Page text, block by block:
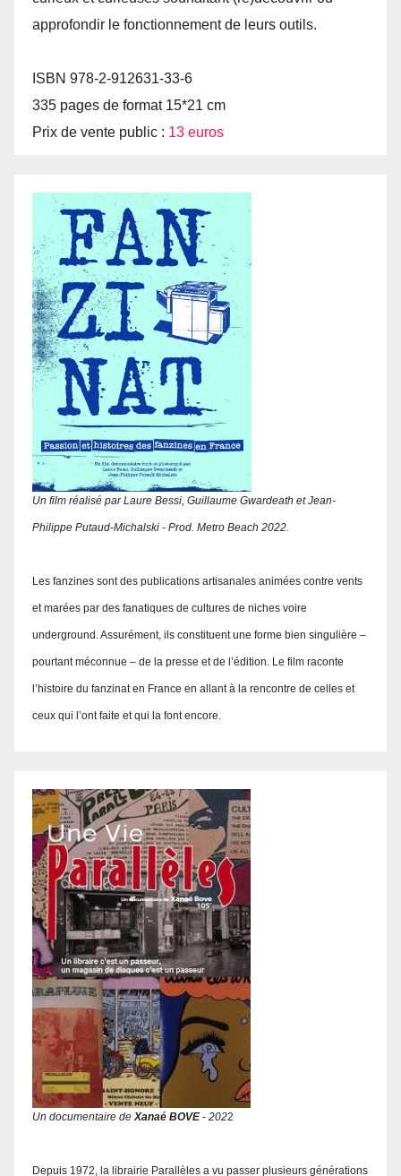
approfondir le fonctionnement de leurs outils.
ISBN 978-2-912631-33-6
335 pages de format 15*21 cm
Prix de vente public : 13 euros
Un film réalisé par Laure Bessi, Guillaume Gwardeath et Jean-
Philippe Putaud-Michalski - Prod. Metro Beach 2022.
Les fanzines sont des publications artisanales animées contre vents
et marées par des fanatiques de cultures de niches voire
underground. Assurément, ils constituent une forme bien singulière –
pourtant méconnue – de la presse et de l’édition. Le film raconte
l’histoire du fanzinat en France en allant à la rencontre de celles et
ceux qui l’ont faite et qui la font encore.
Un documentaire de Xanaé BOVE- 2022
Depuis 1972, la librairie Parallèles a vu passer plusieurs générations